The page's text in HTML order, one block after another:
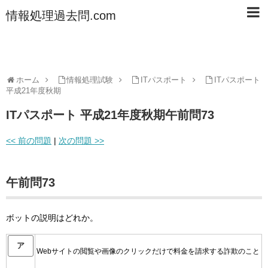
情報処理過去問.com
ホーム 情報処理試験 ITパスポート
ITパスポート
平成21年度秋期
ITパスポート 平成21年度秋期午前問73
<< 前の問題 | 次の問題 >>
午前問73
ボットの説明はどれか。
ア
Webサイトの閲覧や画像のクリックだけで料金を請求する詐欺のこと